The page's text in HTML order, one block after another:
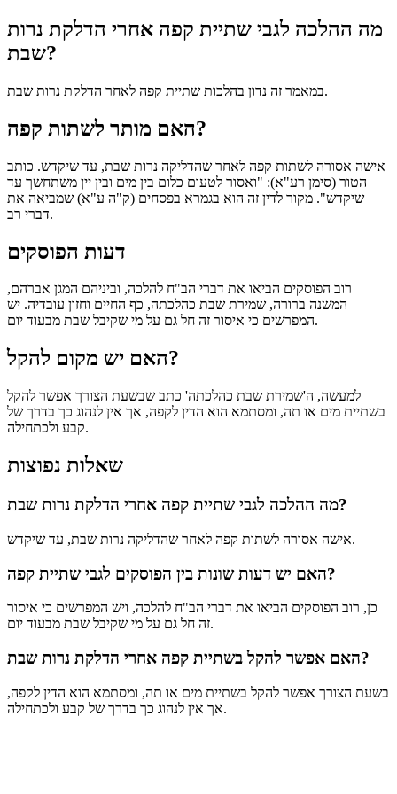
מה ההלכה לגבי שתיית קפה אחרי הדלקת נרות
שבת?
במאמר זה נדון בהלכות שתיית קפה לאחר הדלקת נרות שבת.
האם מותר לשתות קפה?
אישה אסורה לשתות קפה לאחר שהדליקה נרות שבת, עד שיקדש. כותב
הטור (סימן רע"א): "ואסור לטעום כלום בין מים ובין יין משתחשך עד
שיקדש". מקור לדין זה הוא בגמרא בפסחים (ק"ה ע"א) שמביאה את
דברי רב.
דעות הפוסקים
רוב הפוסקים הביאו את דברי הב"ח להלכה, וביניהם המגן אברהם,
המשנה ברורה, שמירת שבת כהלכתה, כף החיים וחזון עובדיה. יש
המפרשים כי איסור זה חל גם על מי שקיבל שבת מבעוד יום.
האם יש מקום להקל?
למעשה, ה'שמירת שבת כהלכתה' כתב שבשעת הצורך אפשר להקל
בשתיית מים או תה, ומסתמא הוא הדין לקפה, אך אין לנהוג כך בדרך של
קבע ולכתחילה.
שאלות נפוצות
מה ההלכה לגבי שתיית קפה אחרי הדלקת נרות שבת?
אישה אסורה לשתות קפה לאחר שהדליקה נרות שבת, עד שיקדש.
האם יש דעות שונות בין הפוסקים לגבי שתיית קפה?
כן, רוב הפוסקים הביאו את דברי הב"ח להלכה, ויש המפרשים כי איסור
זה חל גם על מי שקיבל שבת מבעוד יום.
האם אפשר להקל בשתיית קפה אחרי הדלקת נרות שבת?
בשעת הצורך אפשר להקל בשתיית מים או תה, ומסתמא הוא הדין לקפה,
אך אין לנהוג כך בדרך של קבע ולכתחילה.